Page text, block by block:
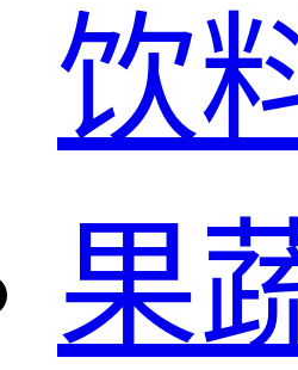
饮
果